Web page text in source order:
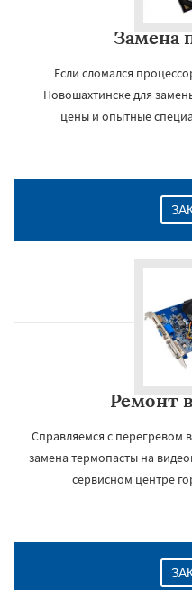
Замена
Если сломался
Новошахтинске для
цены и опытные
Ремонт
Справляемся с перегревом
замена термопасты на
сервисном центре